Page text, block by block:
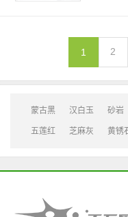
1 2
蒙古黑 汉白玉 砂岩
五莲红 芝麻灰 黄锈